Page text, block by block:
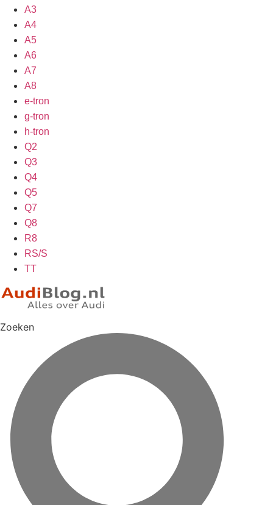
A3
A4
A5
A6
A7
A8
e-tron
g-tron
h-tron
Q2
Q3
Q4
Q5
Q7
Q8
R8
RS/S
TT
Zoeken